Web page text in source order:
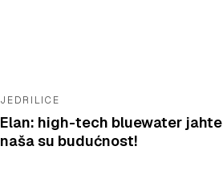
JEDRILICE
Elan: high-tech bluewater jahte
naša su budućnost!